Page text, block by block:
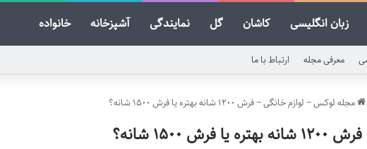
زبان انگلیسی کاشان گل نمایندگی آشپزخانه خانواده
معرفی مجله ارتباط با ما
مجله لوکس~ لوازم خانگی~فرش ۱۲۰۰ شانه بهتره یا فرش ۱۵۰۰ شانه؟
فرش ۱۲۰۰ شانه بهتره یا فرش ۱۵۰۰ شانه؟